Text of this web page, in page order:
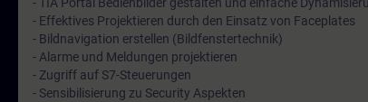
- Effektives Projektieren durch den Einsatz von Faceplates
- Bildnavigation erstellen (Bildfenstertechnik)
- Alarme und Meldungen projektieren
- Zugriff auf S7-Steuerungen
- Sensibilisierung zu Security Aspekten